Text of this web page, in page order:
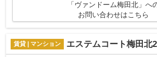
「ヴァンドーム梅田北」へ
お問い合わせはこちら
賃貸 | マンション エステムコート梅田北